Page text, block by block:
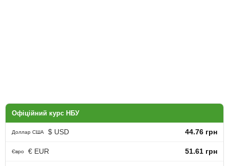
Офіційний курс НБУ
Доллар США $ USD 44.76 грн
Євро € EUR 51.61 грн